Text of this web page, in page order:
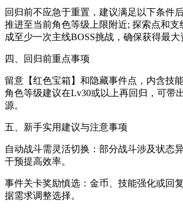
回归前不应急于重置，建议满足以下条件
推进至当前角色等级上限附近; 探索点和支
成至少一次主线BOSS挑战，确保获得最大
四、回归前重点事项
留意【红色宝箱】和隐藏事件点，内含技
角色等级建议在Lv30或以上再回归，可带
源。
五、新手实用建议与注意事项
自动战斗需灵活切换：部分战斗涉及状态
干预提高效率。
事件关卡奖励慎选：金币、技能强化或回
据需求调整选择。